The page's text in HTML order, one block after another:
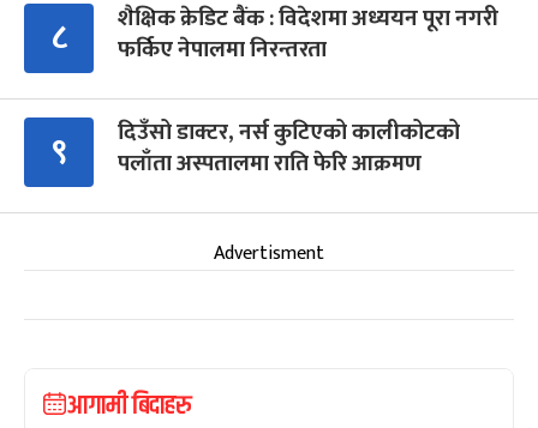
८
शैक्षिक क्रेडिट बैंक : विदेशमा अध्ययन पूरा नगरी
फर्किए नेपालमा निरन्तरता
९
दिउँसो डाक्टर, नर्स कुटिएको कालीकोटको
पलाँता अस्पतालमा राति फेरि आक्रमण
Advertisment
आगामी बिदाहरु